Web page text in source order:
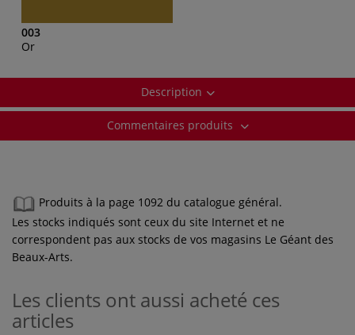
003
Or
Description
Commentaires produits
Produits à la page 1092 du catalogue général.
Les stocks indiqués sont ceux du site Internet et ne
correspondent pas aux stocks de vos magasins Le Géant des
Beaux-Arts.
Les clients ont aussi acheté ces
articles